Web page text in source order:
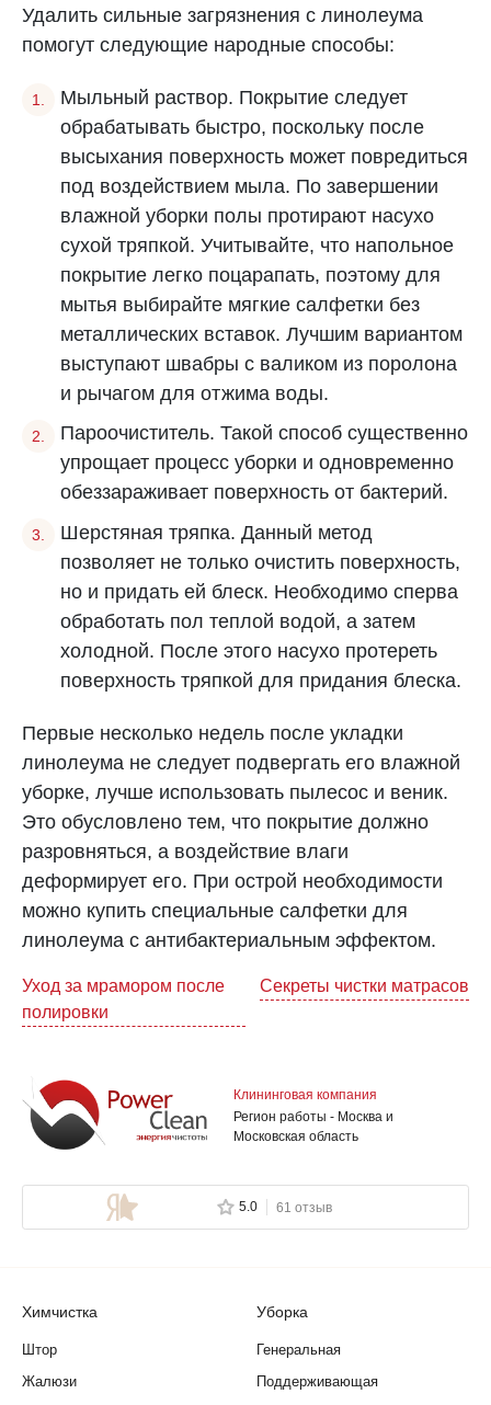
Удалить сильные загрязнения с линолеума
помогут следующие народные способы:
Мыльный раствор. Покрытие следует
обрабатывать быстро, поскольку после
высыхания поверхность может повредиться
под воздействием мыла. По завершении
влажной уборки полы протирают насухо
сухой тряпкой. Учитывайте, что напольное
покрытие легко поцарапать, поэтому для
мытья выбирайте мягкие салфетки без
металлических вставок. Лучшим вариантом
выступают швабры с валиком из поролона
и рычагом для отжима воды.
Пароочиститель. Такой способ существенно
упрощает процесс уборки и одновременно
обеззараживает поверхность от бактерий.
Шерстяная тряпка. Данный метод
позволяет не только очистить поверхность,
но и придать ей блеск. Необходимо сперва
обработать пол теплой водой, а затем
холодной. После этого насухо протереть
поверхность тряпкой для придания блеска.
Первые несколько недель после укладки
линолеума не следует подвергать его влажной
уборке, лучше использовать пылесос и веник.
Это обусловлено тем, что покрытие должно
разровняться, а воздействие влаги
деформирует его. При острой необходимости
можно купить специальные салфетки для
линолеума с антибактериальным эффектом.
Навигация
по
Уход за мрамором после
полировки
Секреты чистки матрасов
Клининговая компания
Регион работы - Москва и
Московская область
5.0 61 отзыв
Химчистка
Штор
Жалюзи
Уборка
Генеральная
Поддерживающая